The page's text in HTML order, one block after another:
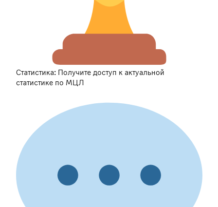
Статистика: Получите доступ к актуальной
статистике по МЦЛ